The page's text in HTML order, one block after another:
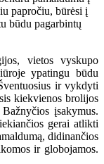
papročiu, būrėsi į
būdu pagarbintų
vietos vyskupo
ypatingu būdu
ir vykdyti
kiekvienos brolijos
įsakymus.
gerai atlikti
didinančios
ir globojamos.